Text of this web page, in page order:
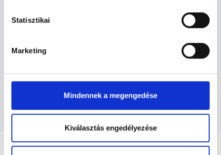
Statisztikai
Marketing
Mindennek a megengedése
Kiválasztás engedélyezése
Neurológia TERÜLETHEZ KAPCSOLÓDÓ